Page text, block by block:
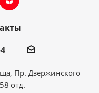
Пр. Дзержинского
отд.